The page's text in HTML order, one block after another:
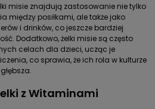
misie znajdują zastosowanie nie tylko
między posiłkami, ale także jako
i drinków, co jeszcze bardziej
Dodatkowo, żelki misie są często
celach dla dzieci, ucząc je
co sprawia, że ich rola w kulturze
z Witaminami